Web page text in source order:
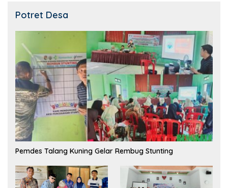
Potret Desa
Pemdes Talang Kuning Gelar Rembug Stunting